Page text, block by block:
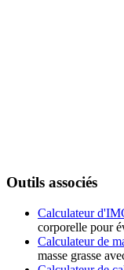
Outils associés
Calculateur
corporelle pour
Calculateur de
masse grasse